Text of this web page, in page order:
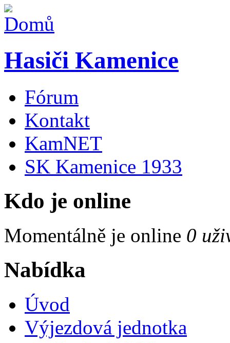
Hasiči Kamenice
Fórum
Kontakt
KamNET
SK Kamenice 1933
Kdo je online
Momentálně je online 0
Nabídka
Úvod
Výjezdová jednotka